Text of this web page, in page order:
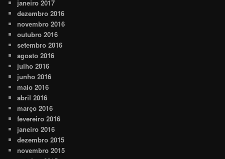
janeiro 2017
dezembro 2016
novembro 2016
outubro 2016
setembro 2016
agosto 2016
julho 2016
junho 2016
maio 2016
abril 2016
março 2016
fevereiro 2016
janeiro 2016
dezembro 2015
novembro 2015